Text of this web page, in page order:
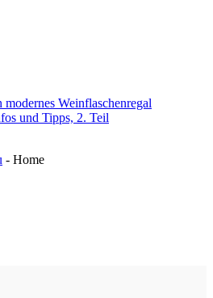
Weinflaschenregal
und Tipps, 2. Teil
- Home